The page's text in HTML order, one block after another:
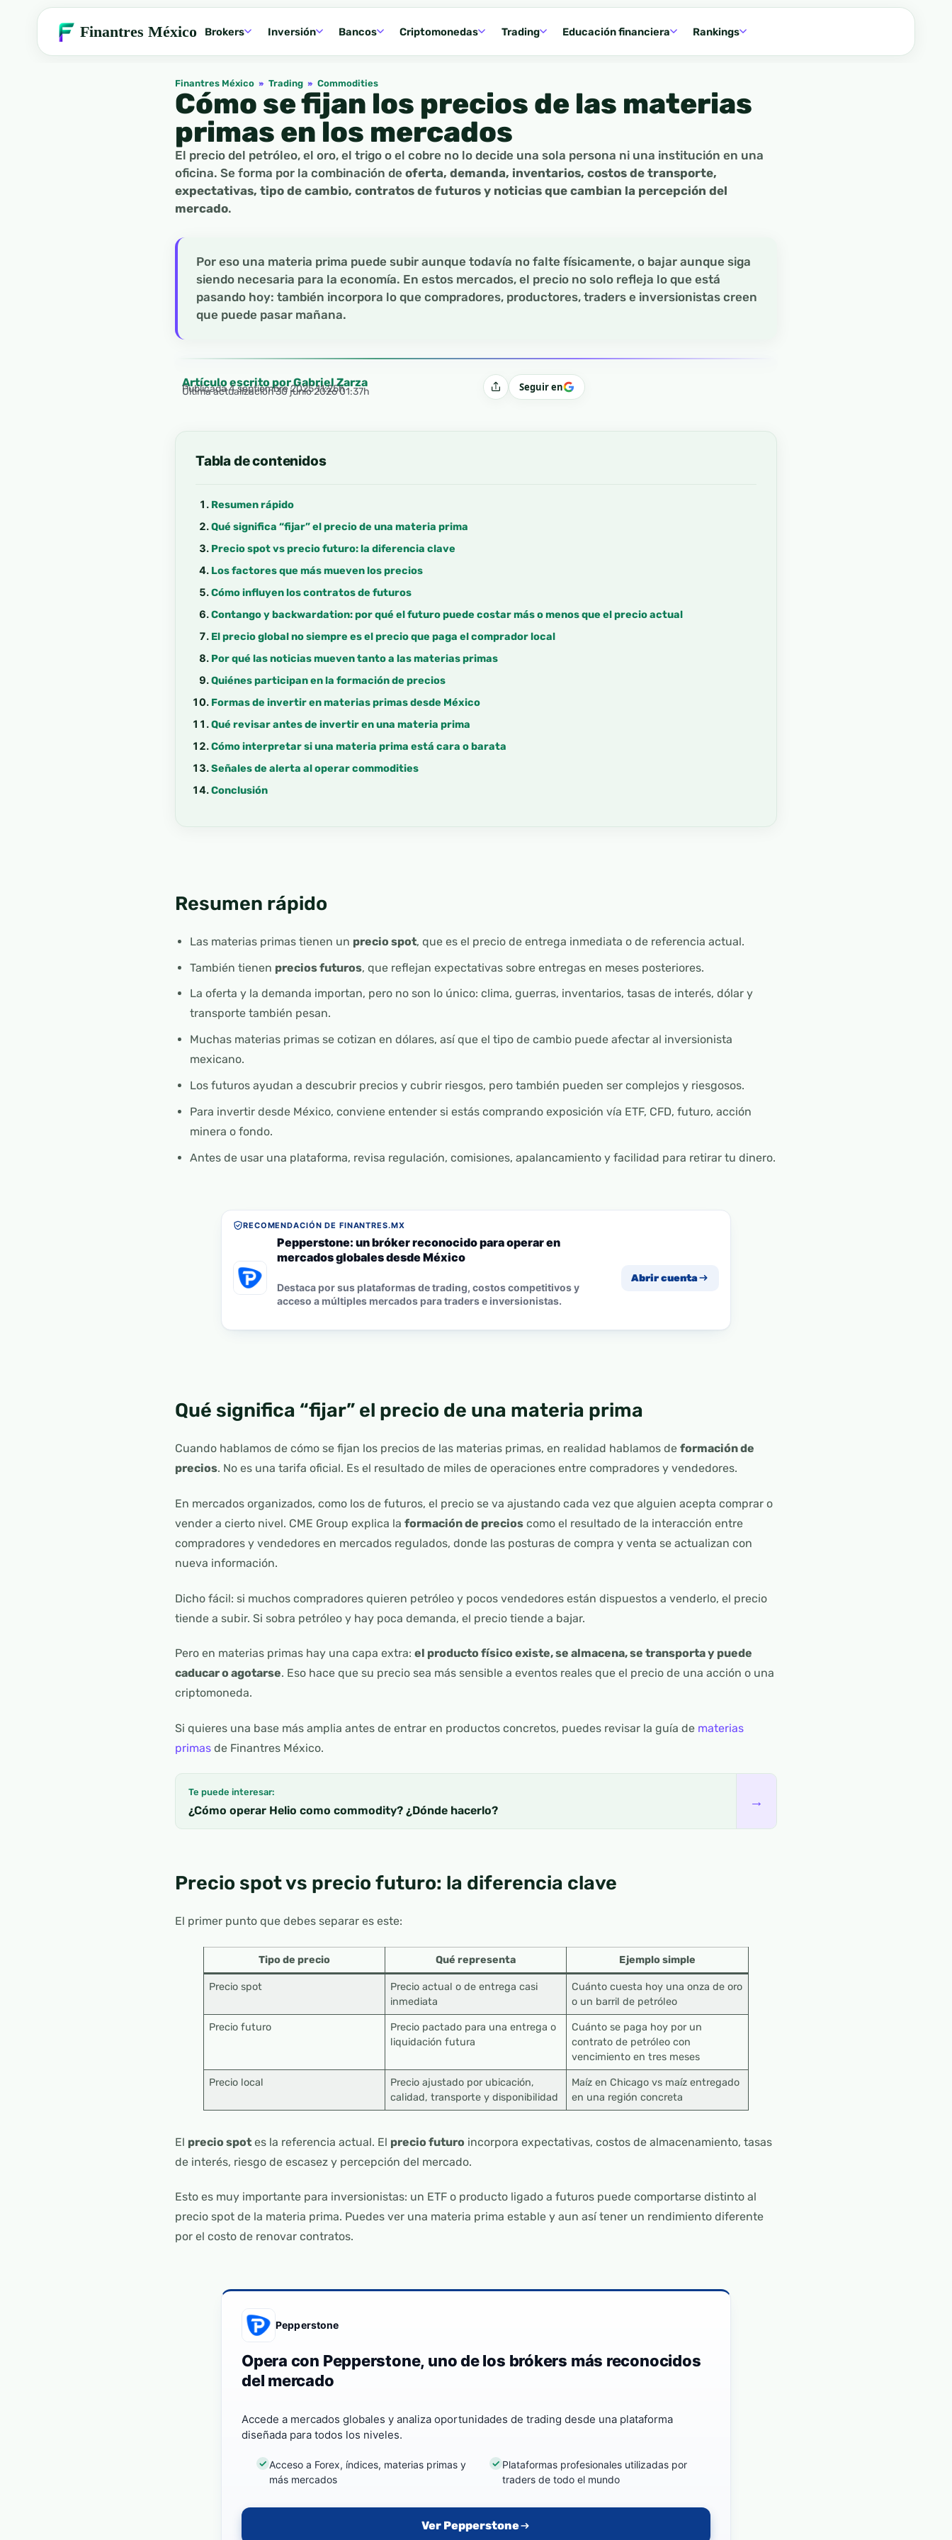
Finantres México Brokers Inversión Bancos Criptomonedas Trading Educación financiera Rankings
Finantres México » Trading » Commodities
Cómo se fijan los precios de las materias
primas en los mercados
El precio del petróleo, el oro, el trigo o el cobre no lo decide una sola persona ni una institución en una
oficina. Se forma por la combinación de oferta, demanda, inventarios, costos de transporte,
expectativas, tipo de cambio, contratos de futuros y noticias que cambian la percepción del
mercado.
Por eso una materia prima puede subir aunque todavía no falte físicamente, o bajar aunque siga
siendo necesaria para la economía. En estos mercados, el precio no solo refleja lo que está
pasando hoy: también incorpora lo que compradores, productores, traders e inversionistas creen
que puede pasar mañana.
Artículo escrito por Gabriel Zarza
Publicada4 septiembre 2025 11:25h
Última actualización 30 junio 2026 01:37h CompartirSeguir en
Tabla de contenidos
Resumen rápido
Qué significa “fijar” el precio de una materia prima
Precio spot vs precio futuro: la diferencia clave
Los factores que más mueven los precios
Cómo influyen los contratos de futuros
Contango y backwardation: por qué el futuro puede costar más o menos que el precio actual
El precio global no siempre es el precio que paga el comprador local
Por qué las noticias mueven tanto a las materias primas
Quiénes participan en la formación de precios
Formas de invertir en materias primas desde México
Qué revisar antes de invertir en una materia prima
Cómo interpretar si una materia prima está cara o barata
Señales de alerta al operar commodities
Conclusión
Resumen rápido
Las materias primas tienen un precio spot, que es el precio de entrega inmediata o de referencia actual.
También tienen precios futuros, que reflejan expectativas sobre entregas en meses posteriores.
La oferta y la demanda importan, pero no son lo único: clima, guerras, inventarios, tasas de interés, dólar y
transporte también pesan.
Muchas materias primas se cotizan en dólares, así que el tipo de cambio puede afectar al inversionista
mexicano.
Los futuros ayudan a descubrir precios y cubrir riesgos, pero también pueden ser complejos y riesgosos.
Para invertir desde México, conviene entender si estás comprando exposición vía ETF, CFD, futuro, acción
minera o fondo.
Antes de usar una plataforma, revisa regulación, comisiones, apalancamiento y facilidad para retirar tu dinero.
RECOMENDACIÓN DE FINANTRES.MX
Pepperstone: un bróker reconocido para operar en
mercados globales desde México
Destaca por sus plataformas de trading, costos competitivos y
acceso a múltiples mercados para traders e inversionistas.
Abrir cuenta
Qué significa “fijar” el precio de una materia prima
Cuando hablamos de cómo se fijan los precios de las materias primas, en realidad hablamos de formación de
precios. No es una tarifa oficial. Es el resultado de miles de operaciones entre compradores y vendedores.
En mercados organizados, como los de futuros, el precio se va ajustando cada vez que alguien acepta comprar o
vender a cierto nivel. CME Group explica la formación de precios como el resultado de la interacción entre
compradores y vendedores en mercados regulados, donde las posturas de compra y venta se actualizan con
nueva información.
Dicho fácil: si muchos compradores quieren petróleo y pocos vendedores están dispuestos a venderlo, el precio
tiende a subir. Si sobra petróleo y hay poca demanda, el precio tiende a bajar.
Pero en materias primas hay una capa extra: el producto físico existe, se almacena, se transporta y puede
caducar o agotarse. Eso hace que su precio sea más sensible a eventos reales que el precio de una acción o una
criptomoneda.
Si quieres una base más amplia antes de entrar en productos concretos, puedes revisar la guía de materias
primas de Finantres México.
Te puede interesar:
¿Cómo operar Helio como commodity? ¿Dónde hacerlo?
→
Precio spot vs precio futuro: la diferencia clave
El primer punto que debes separar es este:
Tipo de precio Qué representa Ejemplo simple
Precio spot
Precio actual o de entrega casi
inmediata
Cuánto cuesta hoy una onza de oro
o un barril de petróleo
Precio futuro
Precio pactado para una entrega o
liquidación futura
Cuánto se paga hoy por un
contrato de petróleo con
vencimiento en tres meses
Precio local
Precio ajustado por ubicación,
calidad, transporte y disponibilidad
Maíz en Chicago vs maíz entregado
en una región concreta
El precio spot es la referencia actual. El precio futuro incorpora expectativas, costos de almacenamiento, tasas
de interés, riesgo de escasez y percepción del mercado.
Esto es muy importante para inversionistas: un ETF o producto ligado a futuros puede comportarse distinto al
precio spot de la materia prima. Puedes ver una materia prima estable y aun así tener un rendimiento diferente
por el costo de renovar contratos.
Pepperstone
Opera con Pepperstone, uno de los brókers más reconocidos
del mercado
Accede a mercados globales y analiza oportunidades de trading desde una plataforma
diseñada para todos los niveles.
Acceso a Forex, índices, materias primas y
más mercados
Plataformas profesionales utilizadas por
traders de todo el mundo
Ver Pepperstone